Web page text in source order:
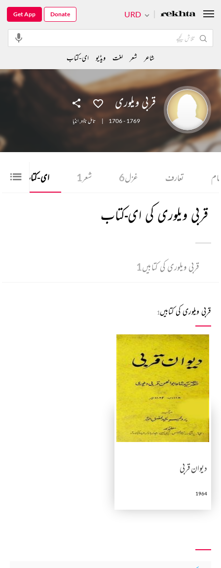
قربی ویلوری
1706 - 1769
| تامل ناڈو,انڈیا
تعارف غزل6 شعر1 ای-کتاب 1
قربی ویلوری کی ای-کتاب
قربی ویلوری کی کتابیں1
قربی ویلوری کی کتابیں1
دیوان قربی
1964
URD
Get App Donate
شاعر شعر لغت ویڈیو ای-کتاب